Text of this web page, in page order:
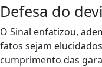
Defesa do
O Sinal enfatizou,
fatos sejam
cumprimento das